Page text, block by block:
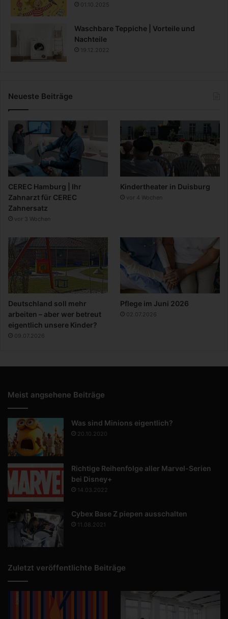
01.10.2025
Waschbare Teppiche | Vorteile und
Nachteile
19.12.2022
Neueste Beiträge
CEREC Hamburg | Ihr
Zahnarzt für CEREC
Zahnersatz
vor 3 Wochen
Kindertheater in Duisburg
vor 4 Wochen
Deutschland soll mehr
arbeiten – aber wer betreut
eigentlich unsere Kinder?
09.07.2026
Pflege im Juni 2026
02.07.2026
Meist angsehene Beiträge
Was sind Minions eigentlich?
20.10.2020
Richtige Reihenfolge aller Marvel-Serien
bei Disney+
14.03.2022
Cybex Base Z piepen ausschalten
11.08.2021
Zuletzt veröffentlichte Beiträge